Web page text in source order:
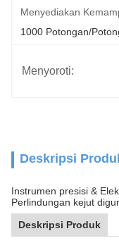
Menyediakan
1000 Potongan/
Menyoroti:
Deskripsi
Instrumen presisi &
Perlindungan kejut
Deskripsi Produk